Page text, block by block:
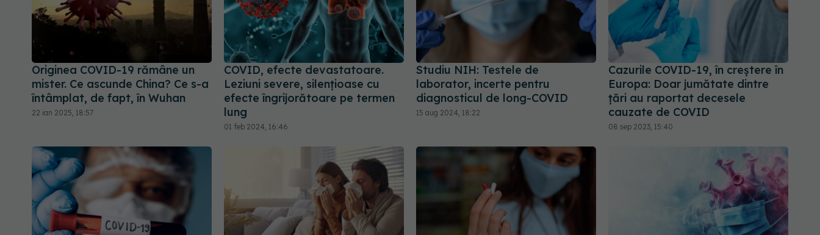
Originea COVID-19 rămâne un
mister. Ce ascunde China? Ce s-a
întâmplat, de fapt, în Wuhan
22 ian 2025, 18:57
COVID, efecte devastatoare.
Leziuni severe, silențioase cu
efecte îngrijorătoare pe termen
lung
01 feb 2024, 16:46
Studiu NIH: Testele de
laborator, incerte pentru
diagnosticul de long-COVID
15 aug 2024, 18:22
Cazurile COVID-19, în creștere în
Europa: Doar jumătate dintre
țări au raportat decesele
cauzate de COVID
08 sep 2023, 15:40